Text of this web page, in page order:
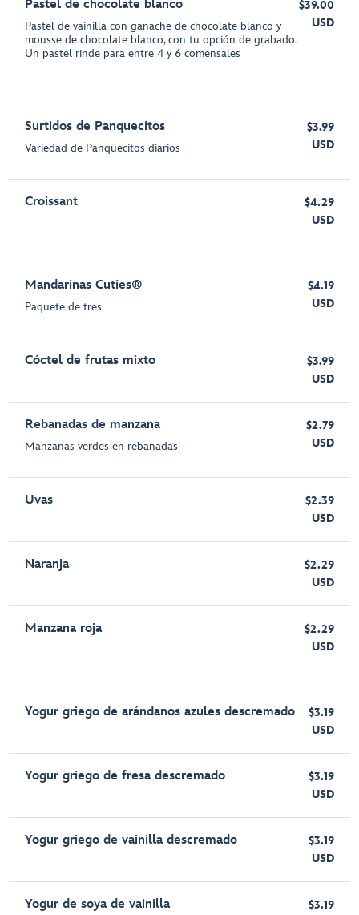
Pastel de chocolate blanco
Pastel de vainilla con ganache de chocolate blanco y
mousse de chocolate blanco, con tu opción de grabado.
Un pastel rinde para entre 4 y 6 comensales
$39.00
USD
Surtidos de Panquecitos
Variedad de Panquecitos diarios
$3.99
USD
Croissant
$4.29
USD
Mandarinas Cuties®
Paquete de tres
$4.19
USD
Cóctel de frutas mixto
$3.99
USD
Rebanadas de manzana
Manzanas verdes en rebanadas
$2.79
USD
Uvas
$2.39
USD
Naranja
$2.29
USD
Manzana roja
$2.29
USD
Yogur griego de arándanos azules descremado
$3.19
USD
Yogur griego de fresa descremado
$3.19
USD
Yogur griego de vainilla descremado
$3.19
USD
Yogur de soya de vainilla
$3.19